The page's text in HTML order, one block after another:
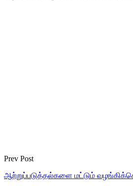
Prev Post
ஆற்றுப்படுத்தல்களை மட்டும்